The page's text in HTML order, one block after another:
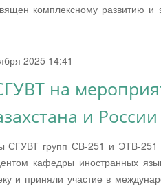
комплексному развитию и
2025 14:41
на
и России
СГУВТ групп СВ-251 и ЭТВ-
кафедры иностранных
и приняли участие в